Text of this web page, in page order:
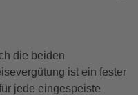
die beiden
ist ein fester
jede eingespeiste